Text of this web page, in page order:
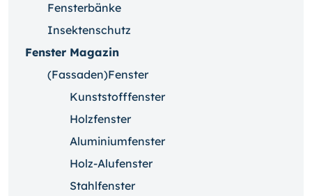
Fensterbänke
Insektenschutz
Fenster Magazin
(Fassaden)Fenster
Kunststofffenster
Holzfenster
Aluminiumfenster
Holz-Alufenster
Stahlfenster